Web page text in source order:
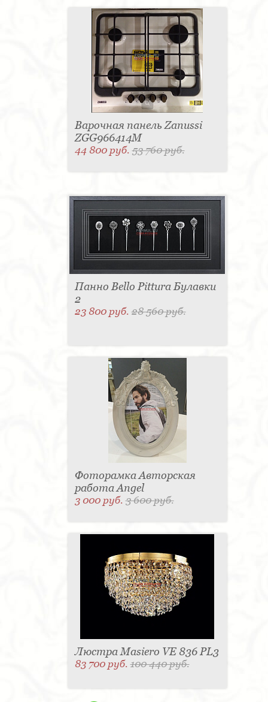
Варочная панель Zanussi
ZGG966414M
44 800 руб.53 760 руб.
Панно Bello Pittura Булавки
2
23 800 руб.28 560 руб.
Фоторамка Авторская
работа Angel
3 000 руб.3 600 руб.
Люстра Masiero VE 836 PL3
83 700 руб.100 440 руб.